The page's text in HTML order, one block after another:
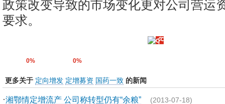
政策改变导致的市场变化更对公司营运
要求。
0% 0%
更多关于 定向增发 定增募资 国药一致 的新闻
·湘鄂情定增流产 公司称转型仍有“余粮” (2013-07-18)